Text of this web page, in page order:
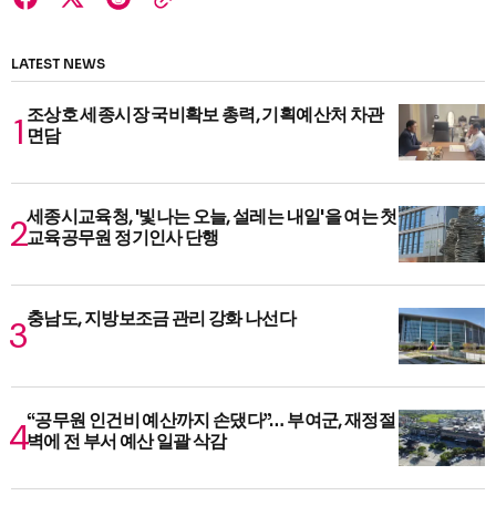
LATEST NEWS
조상호 세종시장 국비확보 총력, 기획예산처 차관
면담
세종시교육청, '빛나는 오늘, 설레는 내일'을 여는 첫
교육공무원 정기인사 단행
충남도, 지방보조금 관리 강화 나선다
“공무원 인건비 예산까지 손댔다”… 부여군, 재정절
벽에 전 부서 예산 일괄 삭감